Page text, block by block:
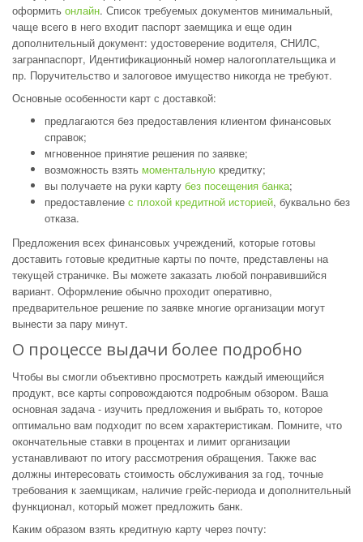
оформить онлайн. Список требуемых документов минимальный,
чаще всего в него входит паспорт заемщика и еще один
дополнительный документ: удостоверение водителя, СНИЛС,
загранпаспорт, Идентификационный номер налогоплательщика и
пр. Поручительство и залоговое имущество никогда не требуют.
Основные особенности карт с доставкой:
предлагаются без предоставления клиентом финансовых
справок;
мгновенное принятие решения по заявке;
возможность взять моментальную кредитку;
вы получаете на руки карту без посещения банка;
предоставление с плохой кредитной историей, буквально без
отказа.
Предложения всех финансовых учреждений, которые готовы
доставить готовые кредитные карты по почте, представлены на
текущей страничке. Вы можете заказать любой понравившийся
вариант. Оформление обычно проходит оперативно,
предварительное решение по заявке многие организации могут
вынести за пару минут.
О процессе выдачи более подробно
Чтобы вы смогли объективно просмотреть каждый имеющийся
продукт, все карты сопровождаются подробным обзором. Ваша
основная задача - изучить предложения и выбрать то, которое
оптимально вам подходит по всем характеристикам. Помните, что
окончательные ставки в процентах и лимит организации
устанавливают по итогу рассмотрения обращения. Также вас
должны интересовать стоимость обслуживания за год, точные
требования к заемщикам, наличие грейс-периода и дополнительный
функционал, который может предложить банк.
Каким образом взять кредитную карту через почту: